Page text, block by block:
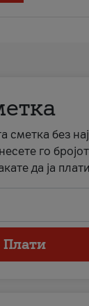
сметка без
го
да ја
Плати